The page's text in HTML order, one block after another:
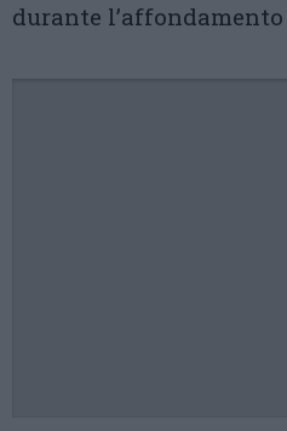
durante l’affondamento